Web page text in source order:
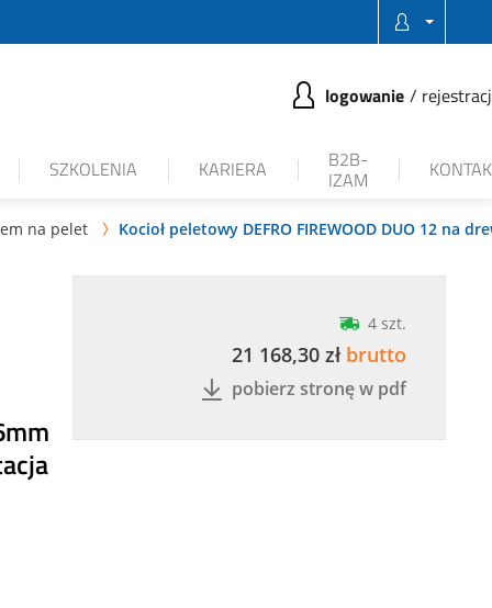
logowanie
SZKOLENIA KARIERA B2B-
IZAM
na pelet  Kocioł peletowy DEFRO FIREWOOD DUO 12 na
4 szt.
21 168,30 zł brutto
pobierz stronę w pdf